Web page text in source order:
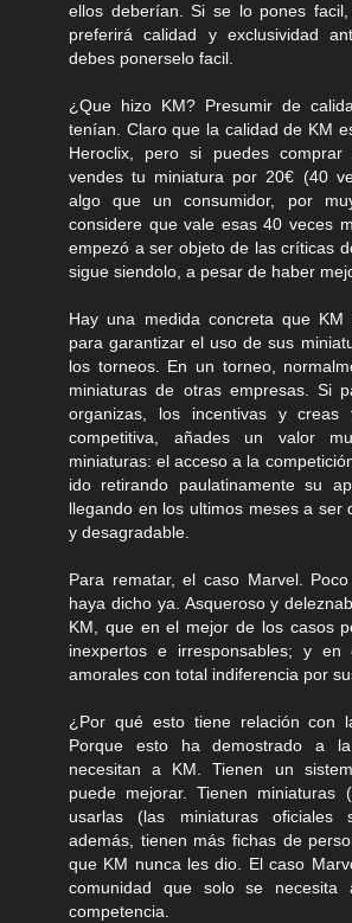
ellos deberían. Si se lo pones
preferirá calidad y exclusividad
debes ponerselo facil.
¿Que hizo KM? Presumir de
tenían. Claro que la calidad de KM
Heroclix, pero si puedes
vendes tu miniatura por 20€ (40
algo que un consumidor, por
considere que vale esas 40 veces
empezó a ser objeto de las críticas
sigue siendolo, a pesar de haber
Hay una medida concreta que
para garantizar el uso de sus
los torneos. En un torneo,
miniaturas de otras empresas. Si
organizas, los incentivas y creas
competitiva, añades un valor
miniaturas: el acceso a la
ido retirando paulatinamente su
llegando en los ultimos meses a ser
y desagradable.
Para rematar, el caso Marvel.
haya dicho ya. Asqueroso y
KM, que en el mejor de los casos
inexpertos e irresponsables; y
amorales con total indiferencia por
¿Por qué esto tiene relación con
Porque esto ha demostrado a
necesitan a KM. Tienen un
puede mejorar. Tienen miniaturas
usarlas (las miniaturas oficiales
además, tienen más fichas de
que KM nunca les dio. El caso
comunidad que solo se
competencia.